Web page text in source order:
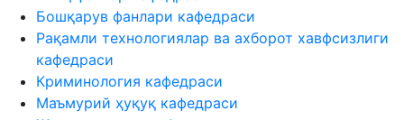
Бошқарув фанлари кафедраси
Рақамли технологиялар ва ахборот хавфсизлиги
кафедраси
Криминология кафедраси
Маъмурий ҳуқуқ кафедраси